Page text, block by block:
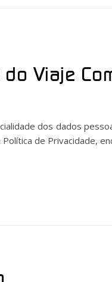
Viaje
dos dados
de Privacidade,